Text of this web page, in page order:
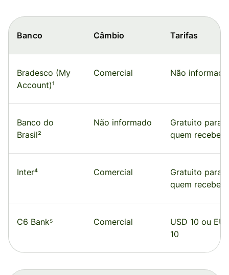
Banco Câmbio Tarifas
Bradesco (My
Account)¹
Comercial Não informado
Banco do
Brasil²
Não informado
Gratuito para
quem recebe
Inter⁴ Comercial
Gratuito para
quem recebe
C6 Bank⁵ Comercial
USD 10 ou
10